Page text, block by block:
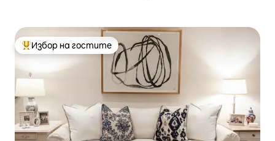
Най-популярен избор на гостите
Избор на гостите